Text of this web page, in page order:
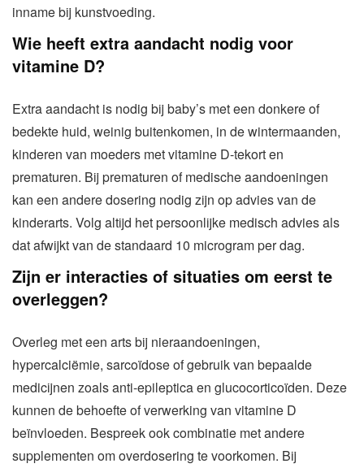
inname bij kunstvoeding.
Wie heeft extra aandacht nodig voor
vitamine D?
Extra aandacht is nodig bij baby’s met een donkere of
bedekte huid, weinig buitenkomen, in de wintermaanden,
kinderen van moeders met vitamine D-tekort en
prematuren. Bij prematuren of medische aandoeningen
kan een andere dosering nodig zijn op advies van de
kinderarts. Volg altijd het persoonlijke medisch advies als
dat afwijkt van de standaard 10 microgram per dag.
Zijn er interacties of situaties om eerst te
overleggen?
Overleg met een arts bij nieraandoeningen,
hypercalciëmie, sarcoïdose of gebruik van bepaalde
medicijnen zoals anti-epileptica en glucocorticoïden. Deze
kunnen de behoefte of verwerking van vitamine D
beïnvloeden. Bespreek ook combinatie met andere
supplementen om overdosering te voorkomen. Bij